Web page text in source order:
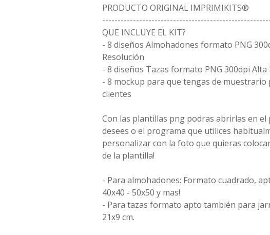
PRODUCTO ORIGINAL IMPRIMIKITS®
QUE INCLUYE EL KIT?
- 8 diseños Almohadones formato PNG
Resolución
- 8 diseños Tazas formato PNG 300dpi Alta
- 8 mockup para que tengas de muestrario
clientes
Con las plantillas png podras abrirlas en el
desees o el programa que utilices
personalizar con la foto que quieras
de la plantilla!
- Para almohadones: Formato cuadrado,
40x40 - 50x50 y mas!
- Para tazas formato apto también para
21x9 cm.